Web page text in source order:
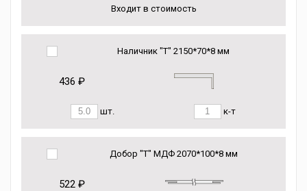
Входит в стоимость
Наличник "Т" 2150*70*8 мм
436 ₽
шт. к-т
Добор "Т" МДФ 2070*100*8 мм
522 ₽